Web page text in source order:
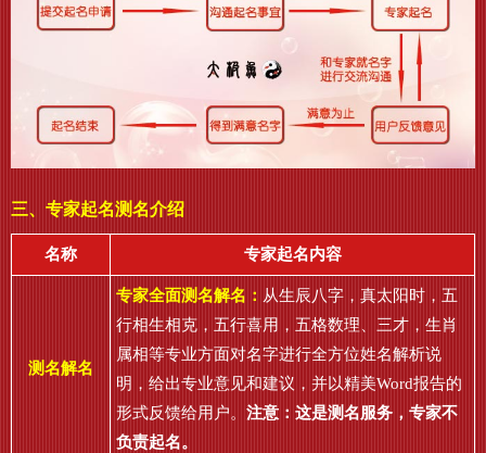
三、专家起名测名介绍
名称 专家起名内容
测名解名
专家全面测名解名： 从生辰八字，真太阳时，五
行相生相克，五行喜用，五格数理、三才，生肖
属相等专业方面对名字进行全方位姓名解析说
明，给出专业意见和建议，并以精美Word报告的
形式反馈给用户。 注意：这是测名服务，专家不
负责起名。